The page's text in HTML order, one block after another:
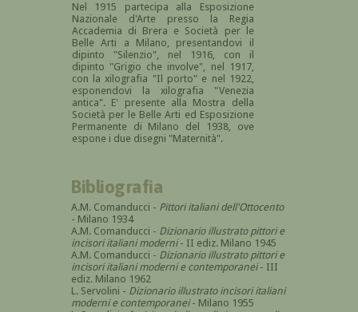
Nel 1915 partecipa alla Esposizione
Nazionale d'Arte presso la Regia
Accademia di Brera e Società per le
Belle Arti a Milano, presentandovi il
dipinto "Silenzio", nel 1916, con il
dipinto "Grigio che involve", nel 1917,
con la xilografia "Il porto" e nel 1922,
esponendovi la xilografia "Venezia
antica". E' presente alla Mostra della
Società per le Belle Arti ed Esposizione
Permanente di Milano del 1938, ove
espone i due disegni "Maternità".
Bibliografia
A.M. Comanducci - Pittori italiani dell'Ottocento
- Milano 1934
A.M. Comanducci - Dizionario illustrato pittori e
incisori italiani moderni- II ediz. Milano 1945
A.M. Comanducci - Dizionario illustrato pittori e
incisori italiani moderni e contemporanei- III
ediz. Milano 1962
L. Servolini - Dizionario illustrato incisori italiani
moderni e contemporanei- Milano 1955